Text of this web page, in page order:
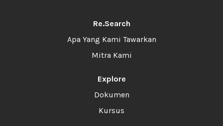
Re.Search
Apa Yang Kami Tawarkan
Mitra Kami
Explore
Dokumen
Kursus